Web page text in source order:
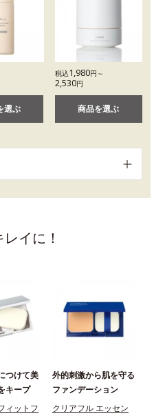
選ぶ
税込1,980円～
2,530円
商品を選ぶ
イに！
つけて美
キープ
ィットフ
外的刺激から肌を守る
ファンデーション
クリアフル エッセン